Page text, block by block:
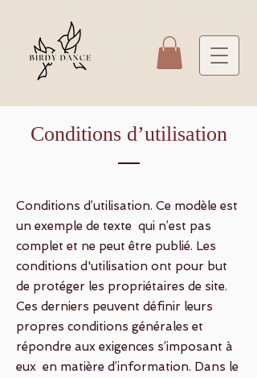
Conditions d’utilisation
Conditions d’utilisation. Ce modèle est
un exemple de texte qui n’est pas
complet et ne peut être publié. Les
conditions d'utilisation ont pour but
de protéger les propriétaires de site.
Ces derniers peuvent définir leurs
propres conditions générales et
répondre aux exigences s’imposant à
eux en matière d’information. Dans le